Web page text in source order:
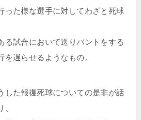
った様な選手に対してわざと死球
る試合において送りバントをする
を遅らせるようなもの。
した報復死球についての是非が話
、